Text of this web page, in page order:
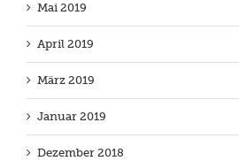
Mai 2019
April 2019
März 2019
Januar 2019
Dezember 2018